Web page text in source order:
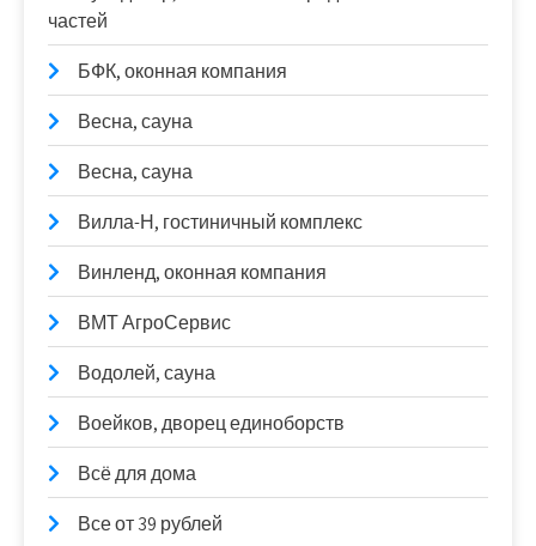
частей
БФК, оконная компания
Весна, сауна
Весна, сауна
Вилла-Н, гостиничный комплекс
Винленд, оконная компания
ВМТ АгроСервис
Водолей, сауна
Воейков, дворец единоборств
Всё для дома
Все от 39 рублей